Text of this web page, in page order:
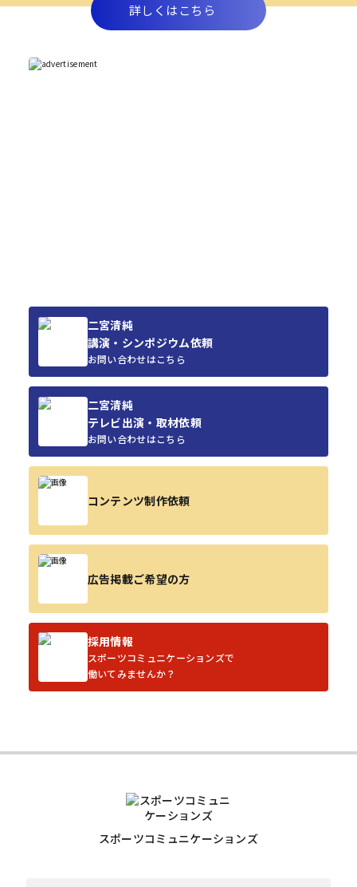
詳しくはこちら
二宮清純
講演・シンポジウム依頼
お問い合わせはこちら
二宮清純
テレビ出演・取材依頼
お問い合わせはこちら
コンテンツ制作依頼
広告掲載ご希望の方
採用情報
スポーツコミュニケーションズで
働いてみませんか？
スポーツコミュニケーションズ